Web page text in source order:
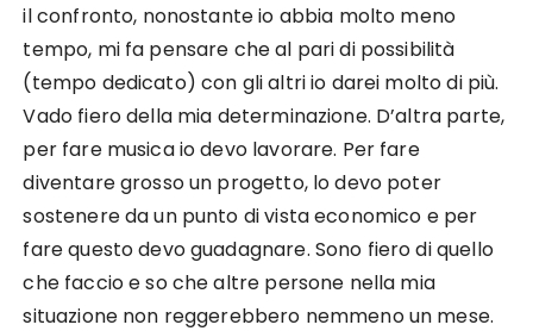
il confronto, nonostante io abbia molto meno
tempo, mi fa pensare che al pari di possibilità
(tempo dedicato) con gli altri io darei molto di più.
Vado fiero della mia determinazione. D’altra parte,
per fare musica io devo lavorare. Per fare
diventare grosso un progetto, lo devo poter
sostenere da un punto di vista economico e per
fare questo devo guadagnare. Sono fiero di quello
che faccio e so che altre persone nella mia
situazione non reggerebbero nemmeno un mese.